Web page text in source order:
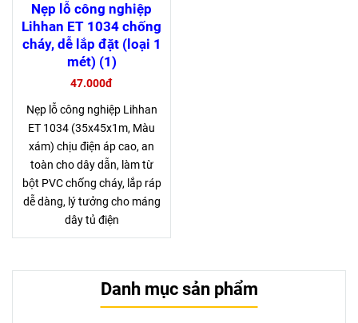
Nẹp lỗ công nghiệp
Lihhan ET 1034 chống
cháy, dễ lắp đặt (loại 1
mét) (1)
47.000đ
Nẹp lỗ công nghiệp Lihhan
ET 1034 (35x45x1m, Màu
xám) chịu điện áp cao, an
toàn cho dây dẫn, làm từ
bột PVC chống cháy, lắp ráp
dễ dàng, lý tưởng cho máng
dây tủ điện
Danh mục sản phẩm